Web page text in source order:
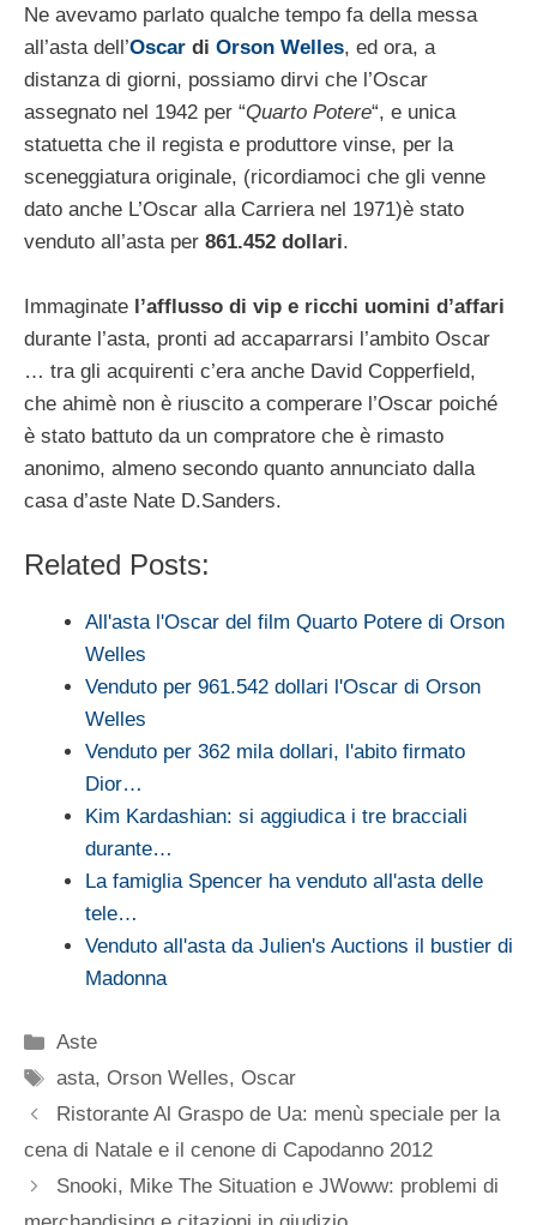
Ne avevamo parlato qualche tempo fa della messa
all’asta dell’Oscar di Orson Welles, ed ora, a
distanza di giorni, possiamo dirvi che l’Oscar
assegnato nel 1942 per “Quarto Potere“, e unica
statuetta che il regista e produttore vinse, per la
sceneggiatura originale, (ricordiamoci che gli venne
dato anche L’Oscar alla Carriera nel 1971)è stato
venduto all’asta per 861.452 dollari.
Immaginate l’afflusso di vip e ricchi uomini d’affari
durante l’asta, pronti ad accaparrarsi l’ambito Oscar
… tra gli acquirenti c’era anche David Copperfield,
che ahimè non è riuscito a comperare l’Oscar poiché
è stato battuto da un compratore che è rimasto
anonimo, almeno secondo quanto annunciato dalla
casa d’aste Nate D.Sanders.
Related Posts:
All'asta l'Oscar del film Quarto Potere di Orson
Welles
Venduto per 961.542 dollari l'Oscar di Orson
Welles
Venduto per 362 mila dollari, l'abito firmato
Dior…
Kim Kardashian: si aggiudica i tre bracciali
durante…
La famiglia Spencer ha venduto all'asta delle
tele…
Venduto all'asta da Julien's Auctions il bustier di
Madonna
Categorie
Aste
Tag
asta,Orson Welles,Oscar
Ristorante Al Graspo de Ua: menù speciale per la
cena di Natale e il cenone di Capodanno 2012
Snooki, Mike The Situation e JWoww: problemi di